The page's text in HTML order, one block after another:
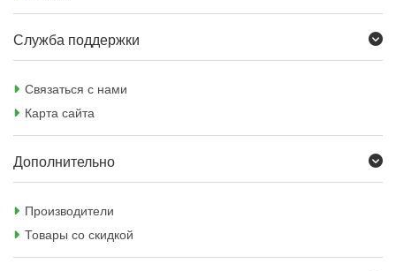
Служба поддержки
Связаться с нами
Карта сайта
Дополнительно
Производители
Товары со скидкой